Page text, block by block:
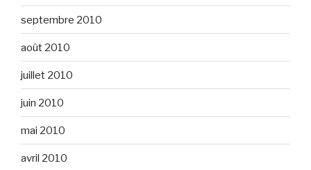
septembre 2010
août 2010
juillet 2010
juin 2010
mai 2010
avril 2010